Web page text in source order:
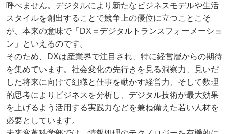
呼べません。デジタルにより新たなビジネスモデルや生活
スタイルを創出することで競争上の優位に立つことこそ
が、本来の意味で「DX＝デジタルトランスフォーメーショ
ン」といえるのです。
そのため、DXは産業界で注目され、特に経営層からの期待
を集めています。社会変化の先行きを見る洞察力、見いだ
した将来に向けて組織と仕事を動かす経営力、そして数理
的思考によりビジネスを分析し、デジタル技術が最大効果
を上げるよう活用する実践力などを兼ね備えた若い人材を
必要としています。